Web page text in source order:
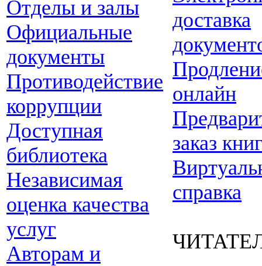
Отделы и залы
Официальные
документы
Противодействие
коррупции
Доступная
библиотека
Независимая
оценка качества
услуг
Авторам и
доставка
онлайн
заказ
справка